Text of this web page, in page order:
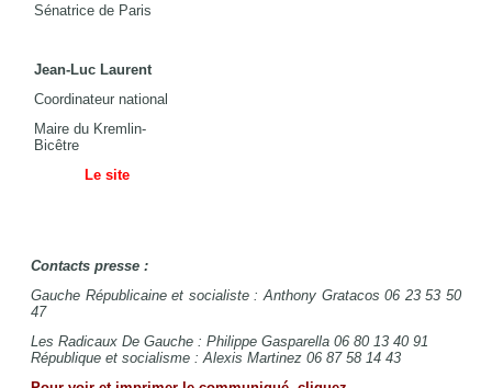
Sénatrice de Paris
Jean-Luc Laurent
Coordinateur national
Maire du Kremlin-
Bicêtre
Le site
Contacts presse :
Gauche Républicaine et socialiste : Anthony Gratacos 06 23 53 50
47
Les Radicaux De Gauche : Philippe Gasparella 06 80 13 40 91
République et socialisme : Alexis Martinez 06 87 58 14 43